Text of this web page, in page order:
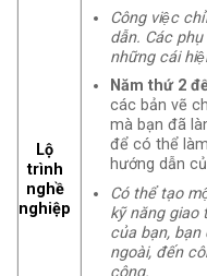
Lộ
trình
nghề
nghiệp
Công việc
dẫn. Các
những cái
Năm thứ 2
các bản vẽ
mà bạn đã
để có thể
hướng dẫn
Có thể tạo
kỹ năng giao
của bạn,
ngoài, đến
công.